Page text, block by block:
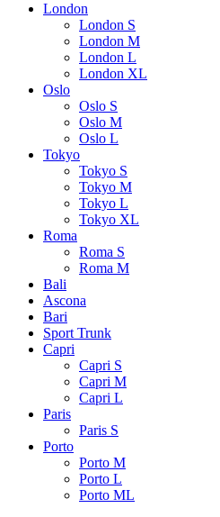
London
London S
London M
London L
London XL
Oslo
Oslo S
Oslo M
Oslo L
Tokyo
Tokyo S
Tokyo M
Tokyo L
Tokyo XL
Roma
Roma S
Roma M
Bali
Ascona
Bari
Sport Trunk
Capri
Capri S
Capri M
Capri L
Paris
Paris S
Porto
Porto M
Porto L
Porto ML